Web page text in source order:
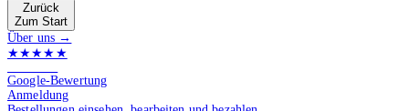
Zurück
Zum Start
Über uns →
★★★★★
Google-Bewertung
Anmeldung